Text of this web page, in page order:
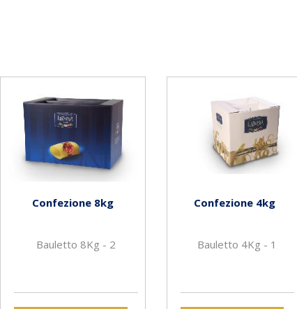
Confezione 8kg
Bauletto 8Kg - 2
Confezione 4kg
Bauletto 4Kg - 1